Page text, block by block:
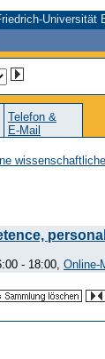
Universität
Telefon &
E-Mail
- 18:00, Online-